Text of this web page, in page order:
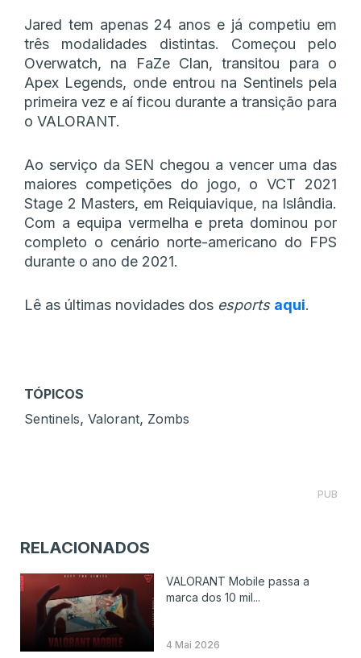
Jared tem apenas 24 anos e já competiu em
três modalidades distintas. Começou pelo
Overwatch, na FaZe Clan, transitou para o
Apex Legends, onde entrou na Sentinels pela
primeira vez e aí ficou durante a transição para
o VALORANT.
Ao serviço da SEN chegou a vencer uma das
maiores competições do jogo, o VCT 2021
Stage 2 Masters, em Reiquiavique, na Islândia.
Com a equipa vermelha e preta dominou por
completo o cenário norte-americano do FPS
durante o ano de 2021.
Lê as últimas novidades dos esports aqui.
TÓPICOS
Sentinels, Valorant, Zombs
PUB
RELACIONADOS
VALORANT Mobile passa a
marca dos 10 mil...
4 Mai 2026